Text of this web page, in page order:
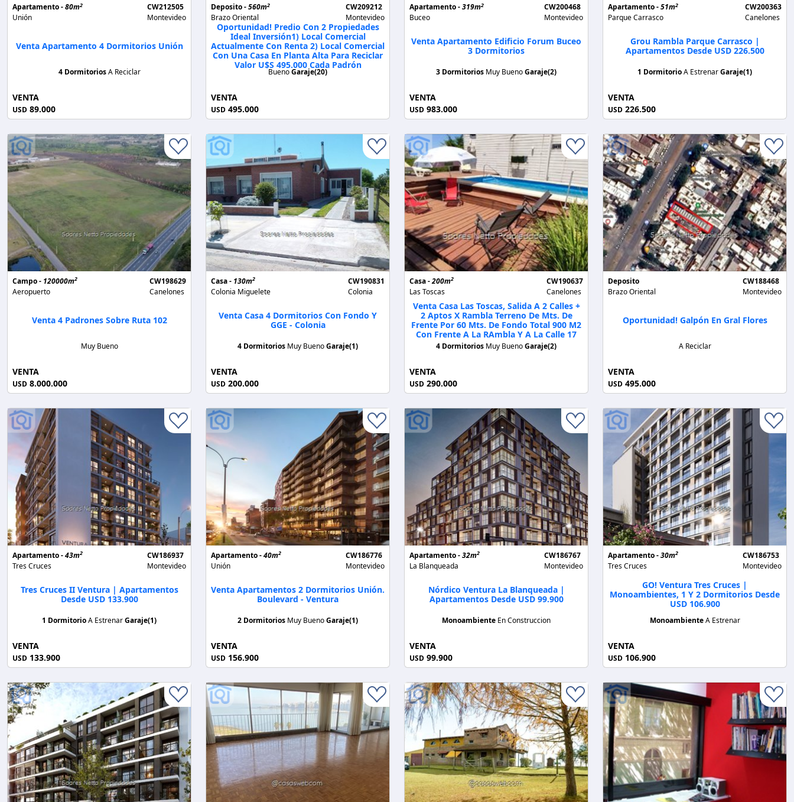
Apartamento -80m2
Unión
CW212505
Montevideo
Venta Apartamento 4 Dormitorios Unión
4 DormitoriosA Reciclar
VENTA
USD 89.000
Deposito -560m2
Brazo Oriental
CW209212
Montevideo
Oportunidad! Predio Con 2 Propiedades
Ideal Inversión1) Local Comercial
Actualmente Con Renta 2) Local Comercial
Con Una Casa En Planta Alta Para Reciclar
Valor U$S 495.000 Cada Padrón
BuenoGaraje(20)
VENTA
USD 495.000
Apartamento -319m2
Buceo
CW200468
Montevideo
Venta Apartamento Edificio Forum Buceo
3 Dormitorios
3 Dormitorios Muy BuenoGaraje(2)
VENTA
USD 983.000
Apartamento -51m2
Parque Carrasco
CW200363
Canelones
Grou Rambla Parque Carrasco |
Apartamentos Desde USD 226.500
1 DormitorioA EstrenarGaraje(1)
VENTA
USD 226.500
Campo - 120000m2
Aeropuerto
CW198629
Canelones
Venta 4 Padrones Sobre Ruta 102
Muy Bueno
VENTA
USD 8.000.000
Casa - 130m2
Colonia Miguelete
CW190831
Colonia
Venta Casa 4 Dormitorios Con Fondo Y
GGE - Colonia
4 Dormitorios Muy BuenoGaraje(1)
VENTA
USD 200.000
Casa -200m2
Las Toscas
CW190637
Canelones
Venta Casa Las Toscas, Salida A 2 Calles +
2 Aptos X Rambla Terreno De Mts. De
Frente Por 60 Mts. De Fondo Total 900 M2
Con Frente A La RAmbla Y A La Calle 17
4 Dormitorios Muy BuenoGaraje(2)
VENTA
USD 290.000
Deposito
Brazo Oriental
CW188468
Montevideo
Oportunidad! Galpón En Gral Flores
A Reciclar
VENTA
USD 495.000
Apartamento -43m2
Tres Cruces
CW186937
Montevideo
Tres Cruces II Ventura | Apartamentos
Desde USD 133.900
1 DormitorioA EstrenarGaraje(1)
VENTA
USD 133.900
Apartamento -40m2
Unión
CW186776
Montevideo
Venta Apartamentos 2 Dormitorios Unión.
Boulevard - Ventura
2 Dormitorios Muy BuenoGaraje(1)
VENTA
USD 156.900
Apartamento -32m2
La Blanqueada
CW186767
Montevideo
Nórdico Ventura La Blanqueada |
Apartamentos Desde USD 99.900
Monoambiente En Construccion
VENTA
USD 99.900
Apartamento -30m2
Tres Cruces
CW186753
Montevideo
GO! Ventura Tres Cruces |
Monoambientes, 1 Y 2 Dormitorios Desde
USD 106.900
MonoambienteA Estrenar
VENTA
USD 106.900